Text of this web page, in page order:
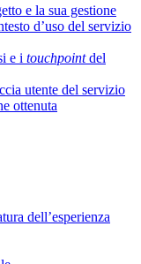
e la sua gestione
d’uso del servizio
e i touchpointdel
utente del servizio
ottenuta
dell’esperienza